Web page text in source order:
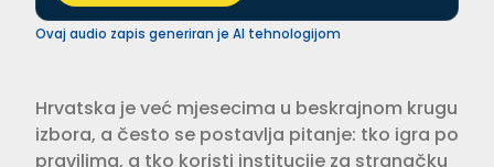
Ovaj audio zapis generiran je AI tehnologijom
Hrvatska je već mjesecima u beskrajnom krugu
izbora, a često se postavlja pitanje: tko igra po
pravilima, a tko koristi institucije za stranačku